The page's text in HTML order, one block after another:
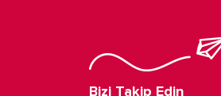
Bizi Takip Edin